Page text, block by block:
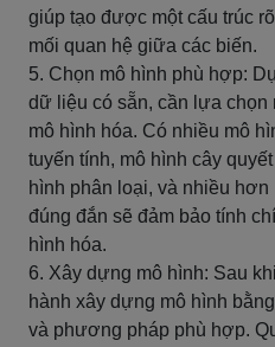
giúp tạo được một cấu trúc
mối quan hệ giữa các biến.
5. Chọn mô hình phù hợp:
dữ liệu có sẵn, cần lựa chọn
mô hình hóa. Có nhiều mô
tuyến tính, mô hình cây
hình phân loại, và nhiều
đúng đắn sẽ đảm bảo tính
hình hóa.
6. Xây dựng mô hình: Sau
hành xây dựng mô hình
và phương pháp phù hợp.